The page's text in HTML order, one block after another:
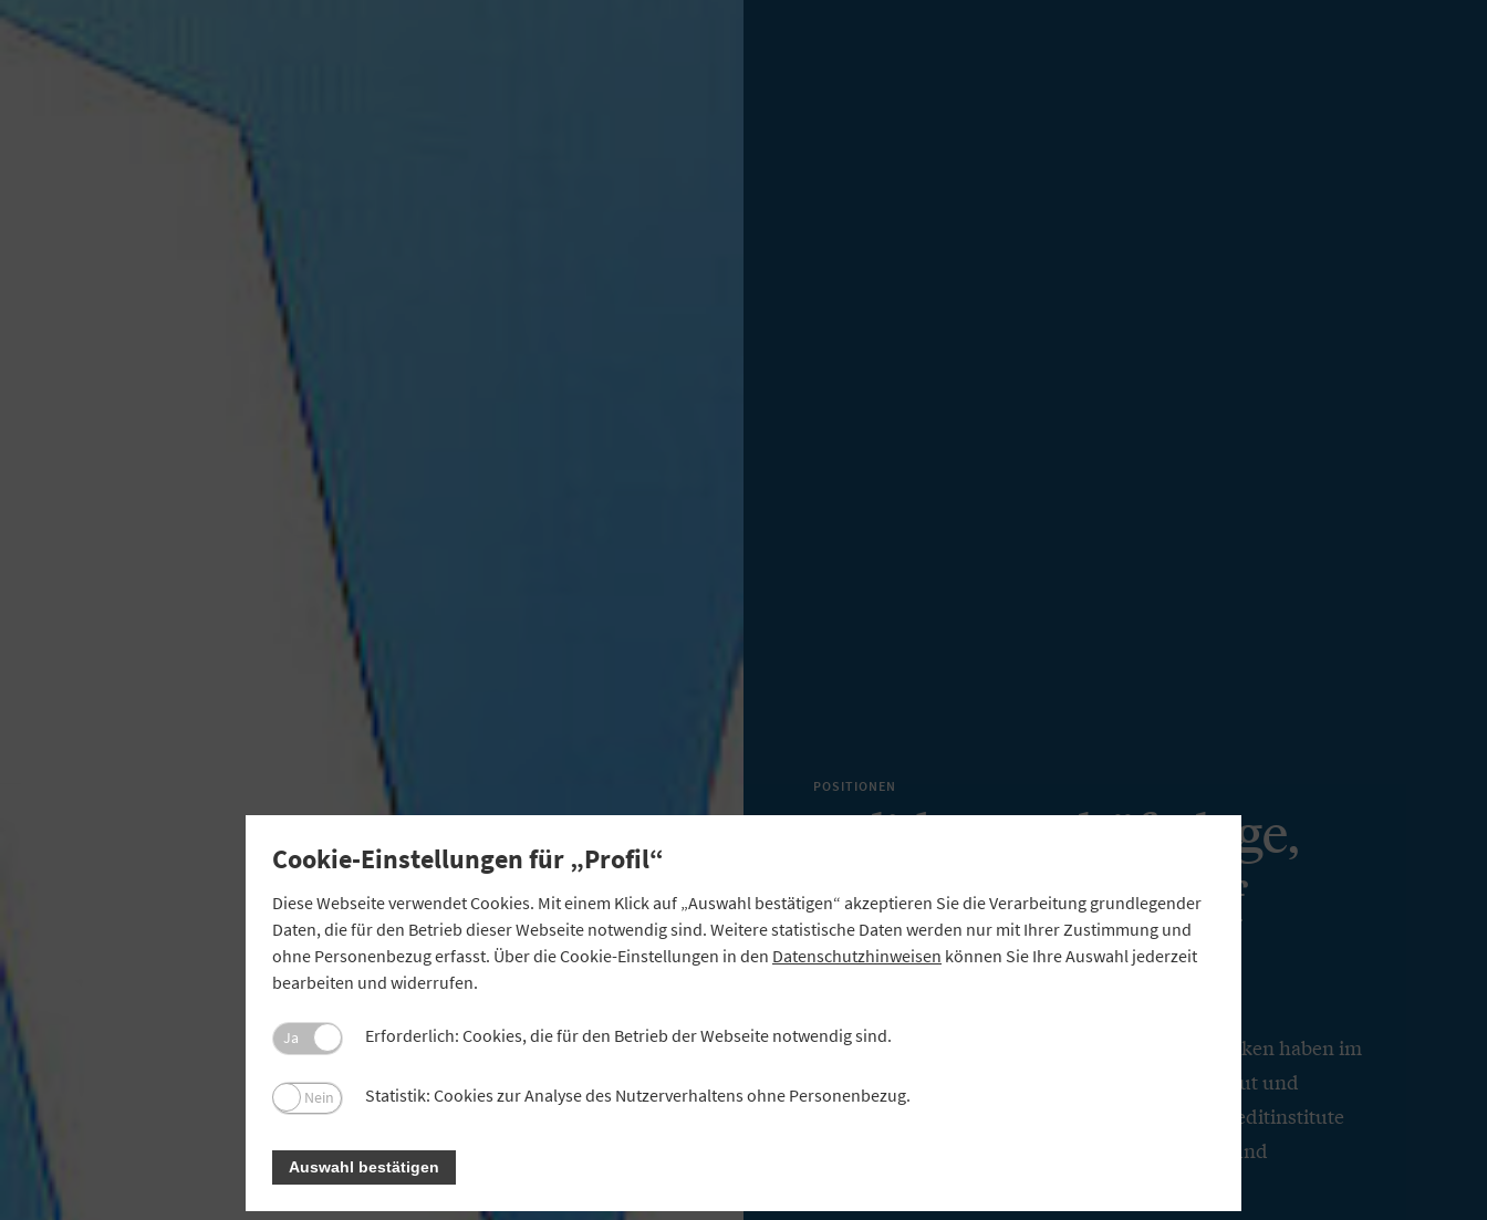
POSITIONEN
Solide Geschäftslage,
aber der Druck auf
Institute wächst
Die bayerischen Volksbanken und Raiffeisenbanken haben im
ersten Halbjahr 2021 ihre Kreditvergabe ausgebaut und
dadurch ihren Wert als verlässliche regionale Kreditinstitute
unterstrichen. Gleichzeitig steigt der politische und
Cookie-Einstellungen für „Profil“
Diese Webseite verwendet Cookies. Mit einem Klick auf „Auswahl bestätigen“ akzeptieren Sie die Verarbeitung grundlegender
Daten, die für den Betrieb dieser Webseite notwendig sind. Weitere statistische Daten werden nur mit Ihrer Zustimmung und
ohne Personenbezug erfasst. Über die Cookie-Einstellungen in den Datenschutzhinweisen können Sie Ihre Auswahl jederzeit
bearbeiten und widerrufen.
Ja Erforderlich: Cookies, die für den Betrieb der Webseite notwendig sind.
Nein Statistik: Cookies zur Analyse des Nutzerverhaltens ohne Personenbezug.
Auswahl bestätigen